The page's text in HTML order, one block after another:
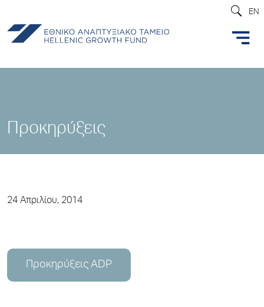
EN
Προκηρύξεις
24 Απριλίου, 2014
Προκηρύξεις ADP